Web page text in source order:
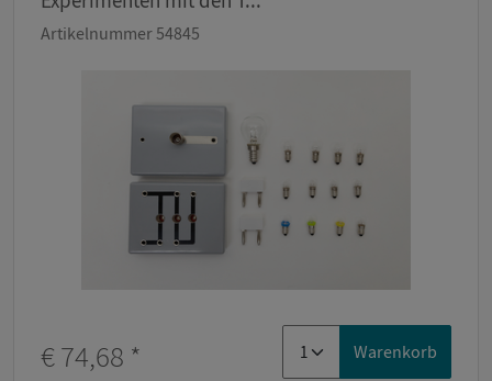
Artikelnummer 54845
€ 74,68 * Warenkorb